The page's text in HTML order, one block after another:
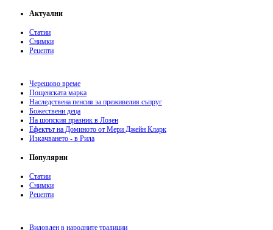
Актуални
Статии
Снимки
Рецепти
Черешово време
Пощенската марка
Наследствена пенсия за преживелия съпруг
Божествени деца
На шопския празник в Лозен
Ефектът на Доминото от Мери Джейн Кларк
Изкачването - в Рила
Популярни
Статии
Снимки
Рецепти
Видовден в народните традиции